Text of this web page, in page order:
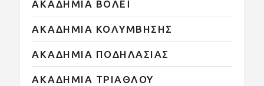
ΑΚΑΔΗΜΙΑ ΒΟΛΕΪ
ΑΚΑΔΗΜΙΑ ΚΟΛΥΜΒΗΣΗΣ
ΑΚΑΔΗΜΙΑ ΠΟΔΗΛΑΣΙΑΣ
ΑΚΑΔΗΜΙΑ ΤΡΙΑΘΛΟΥ